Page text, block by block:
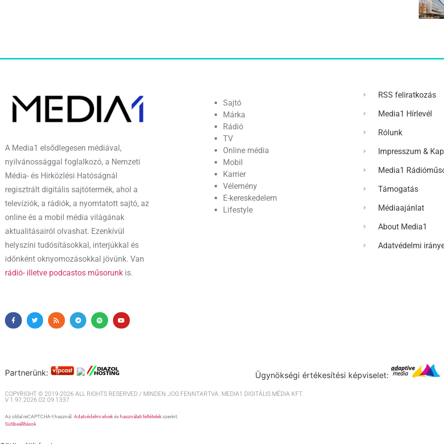
A Media1 elsődlegesen médiával,
nyilvánossággal foglalkozó, a Nemzeti
Média- és Hírközlési Hatóságnál
regisztrált digitális sajtótermék, ahol a
televíziók, a rádiók, a nyomtatott sajtó, az
online és a mobil média világának
aktualitásairól olvashat. Ezenkívül
helyszíni tudósításokkal, interjúkkal és
időnként oknyomozásokkal jövünk. Van
rádió- illetve podcastos műsorunk is.
Sajtó
Márka
Rádió
TV
Online média
Mobil
Karrier
Vélemény
E-kereskedelem
Lifestyle
RSS feliratkozás
Media1 Hírlevél
Rólunk
Impresszum &
Media1
Támogatás
Médiaajánlat
About Media1
Adatvédelmi
Partnerünk: Ügynökségi értékesítési képviselet:
COPYRIGHT © 2019-2026 ALL RIGHTS RESERVED / MINDEN JOG FENNTARTVA. MEDIA1 DIGITÁLIS MÉDIA KFT.
V 1.97.2026.02.09.1337
Az oldal reCAPTCHA-t használ. Adatvédelmi elvekés használati feltételekszerint.
Sütibeállítások